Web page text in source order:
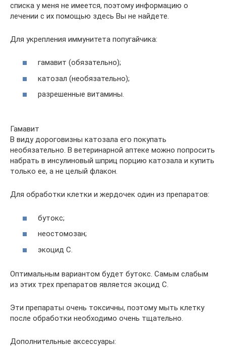
списка у меня не имеется, поэтому информацию о
лечении с их помощью здесь Вы не найдете.
Для укрепления иммунитета попугайчика:
гамавит (обязательно);
катозал (необязательно);
разрешенные витамины.
Гамавит
В виду дороговизны катозала его покупать
необязательно. В ветеринарной аптеке можно попросить
набрать в инсулиновый шприц порцию катозала и купить
только ее, а не целый флакон.
Для обработки клетки и жердочек один из препаратов:
бутокс;
неостомозан;
экоцид С.
Оптимальным вариантом будет бутокс. Самым слабым
из этих трех препаратов является экоцид С.
Эти препараты очень токсичны, поэтому мыть клетку
после обработки необходимо очень тщательно.
Дополнительные аксессуары: